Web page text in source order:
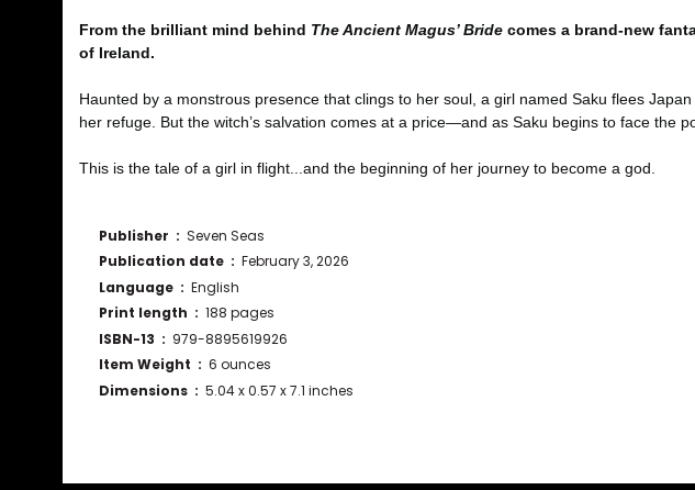
From the brilliant mind behind The Ancient Magus’ Bride comes a brand-new
of Ireland.
Haunted by a monstrous presence that clings to her soul, a girl named Saku flees
her refuge. But the witch’s salvation comes at a price—and as Saku begins to face the
This is the tale of a girl in flight...and the beginning of her journey to become a god.
Publisher ‏ : ‎ Seven Seas
Publication date ‏ : ‎ February 3, 2026
Language ‏ : ‎ English
Print length ‏ : ‎ 188 pages
ISBN-13 ‏ : ‎ 979-8895619926
Item Weight ‏ : ‎ 6 ounces
Dimensions ‏ : ‎ 5.04 x 0.57 x 7.1 inches
Görüş ve önerileriniz için teşekkür ederiz.